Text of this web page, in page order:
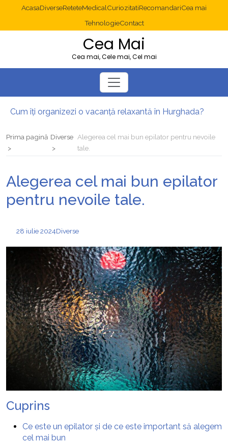
AcasaDiverseReteteMedicalCuriozitatiRecomandariCea mai
TehnologieContact
Cea Mai
Cea mai, Cele mai, Cel mai
Cum îți organizezi o vacanță relaxantă în Hurghada?
Multisite WordPress și Mastodon: cum gestionezi mai multe site-uri
Prima pagină Diverse Alegerea cel mai bun epilator pentru nevoile
tale.
Alegerea cel mai bun epilator
pentru nevoile tale.
28 iulie 2024Diverse
Cuprins
Ce este un epilator și de ce este important să alegem
cel mai bun